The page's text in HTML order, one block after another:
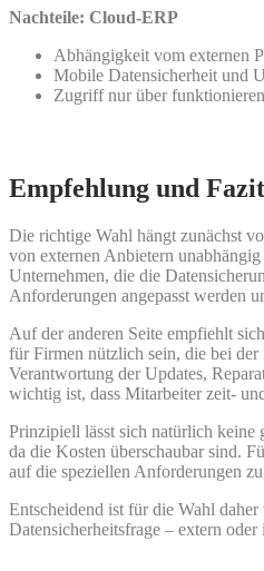
Nachteile: Cloud-ERP
Abhängigkeit vom externen
Mobile Datensicherheit und
Zugriff nur über
Empfehlung und Fazit
Die richtige Wahl hängt zunächst
von externen Anbietern
Unternehmen, die die
Anforderungen angepasst werden
Auf der anderen Seite empfiehlt
für Firmen nützlich sein, die bei
Verantwortung der Updates,
wichtig ist, dass Mitarbeiter zeit-
Prinzipiell lässt sich natürlich keine
da die Kosten überschaubar sind.
auf die speziellen Anforderungen
Entscheidend ist für die Wahl
Datensicherheitsfrage – extern oder